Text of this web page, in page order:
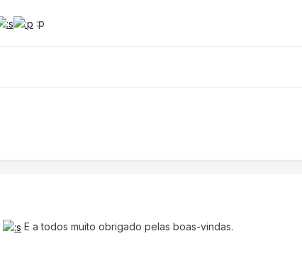
:p
E a todos muito obrigado pelas boas-vindas.